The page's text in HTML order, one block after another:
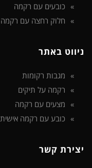
כובעים עם רקמה
חלוק רחצה עם רקמה
ניווט באתר
מגבות רקומות
רקמה על תיקים
מצעים עם רקמה
כובע עם רקמה אישית
יצירת קשר